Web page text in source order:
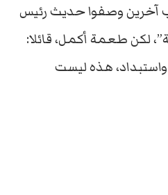
آخرين وصفوا حديث رئيس
لكن طعمة أكمل، قائلا:
هذه ليست